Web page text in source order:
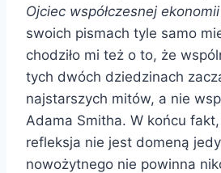
Ojciec współczesnej ekonomii
swoich pismach tyle samo
chodziło mi też o to, że
tych dwóch dziedzinach
najstarszych mitów, a nie
Adama Smitha. W końcu
refleksja nie jest domeną
nowożytnego nie powinna